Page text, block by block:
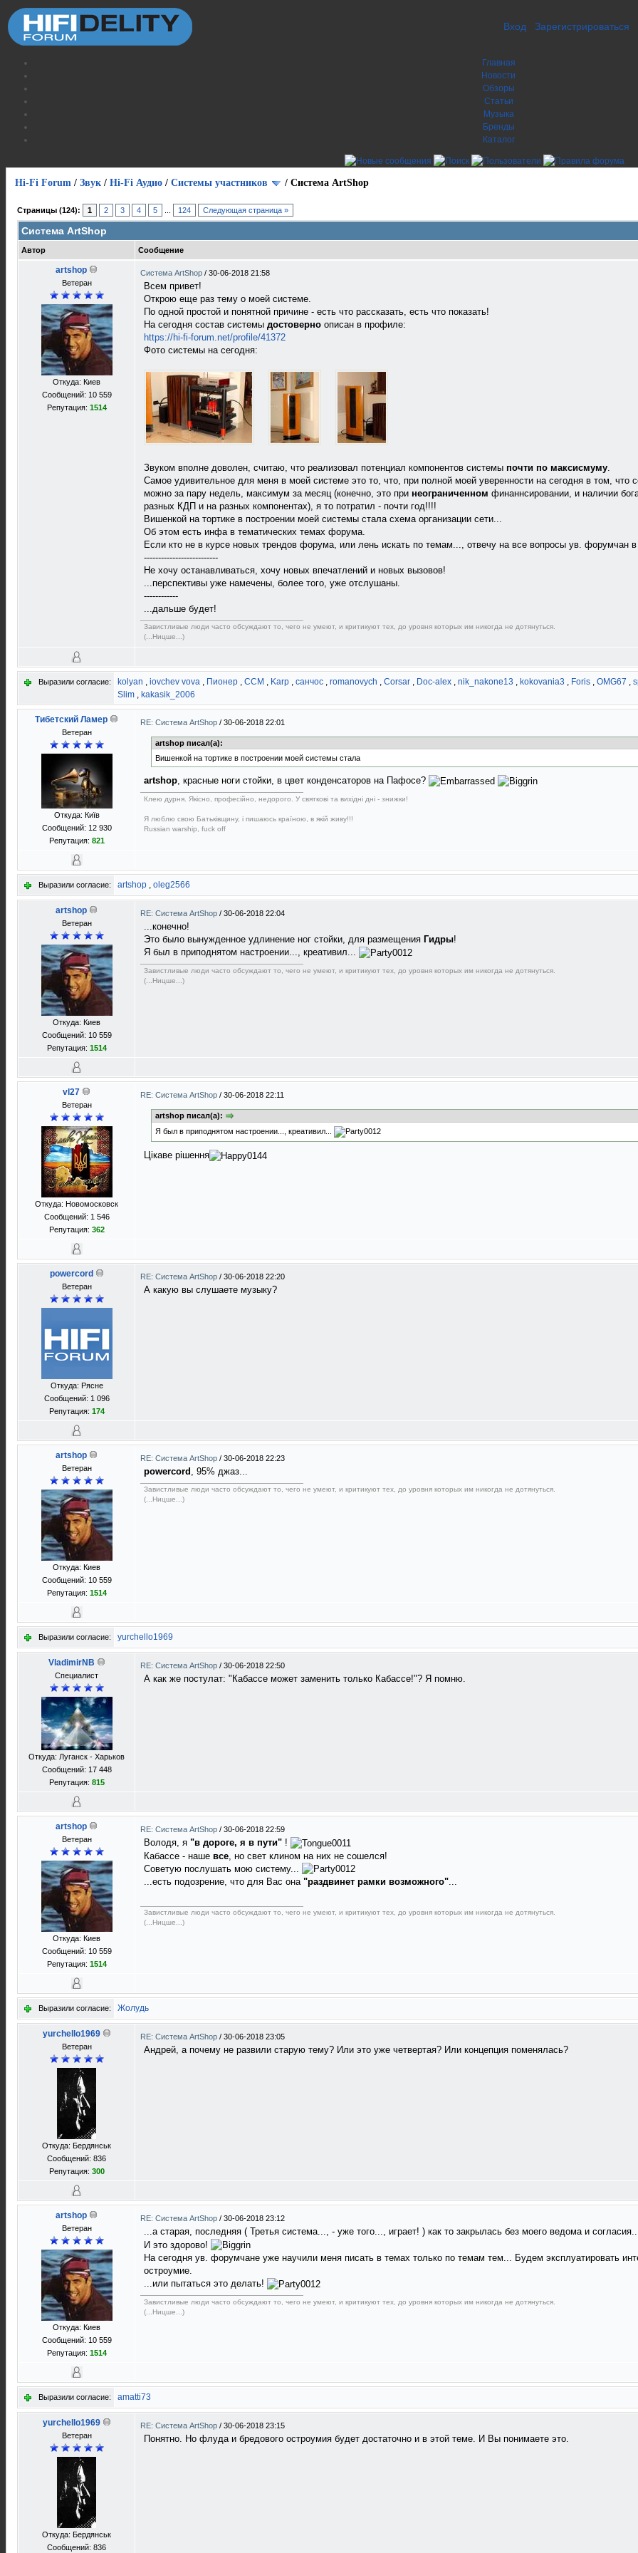
Вход Зарегистрироваться
Главная
Новости
Обзоры
Статьи
Музыка
Бренды
Каталог
Hi-Fi Forum / Звук / Hi-Fi Аудио / Системы участников / Система ArtShop
Страницы (124): 1 2 3 4 5 124 Следующая страница »
Система ArtShop
Автор Сообщение
artshop
Ветеран
Откуда: Киев
Сообщений: 10 559
Репутация: 1514
Система ArtShop / 30-06-2018 21:58
Всем привет!
Открою еще раз тему о моей системе.
По одной простой и понятной причине - есть что рассказать, есть что показать!
На сегодня состав системы достоверно описан в профиле:
https://hi-fi-forum.net/profile/41372
Фото системы на сегодня:
Звуком вполне доволен, считаю, что реализовал потенциал компонентов системы почти по максисмуму.
Самое удивительное для меня в моей системе это то, что, при полной моей уверенности на сегодня в том, что
можно за пару недель, максимум за месяц (конечно, это при неограниченном финаннсировании, и наличии
разных КДП и на разных компонентах), я то потратил - почти год!!!!
Вишенкой на тортике в построении моей системы стала схема организации сети...
Об этом есть инфа в тематических темах форума.
Если кто не в курсе новых трендов форума, или лень искать по темам..., отвечу на все вопросы ув. форумчан
--------------------------
Не хочу останавливаться, хочу новых впечатлений и новых вызовов!
...перспективы уже намечены, более того, уже отслушаны.
------------
...дальше будет!
Завистливые люди часто обсуждают то, чего не умеют, и критикуют тех, до уровня которых им никогда не дотянуться.
(...Ницше...)
Выразили согласие: kolyan , iovchev vova , Пионер , ССМ , Karp , санчос , romanovych , Corsar , Doc-alex , nik_nakone13 , kokovania3 , Foris , OMG67 ,
Slim , kakasik_2006
Тибетский Ламер
Ветеран
Откуда: Київ
Сообщений: 12 930
Репутация: 821
RE: Система ArtShop / 30-06-2018 22:01
artshop писал(а):
Вишенкой на тортике в построении моей системы стала
artshop, красные ноги стойки, в цвет конденсаторов на Пафосе?
Клею дурня. Якісно, професійно, недорого. У святкові та вихідні дні - знижки!
Я люблю свою Батьківщину, і пишаюсь країною, в якій живу!!!
Russian warship, fuck off
Выразили согласие: artshop , oleg2566
artshop
Ветеран
Откуда: Киев
Сообщений: 10 559
Репутация: 1514
RE: Система ArtShop / 30-06-2018 22:04
...конечно!
Это было вынужденное удлинение ног стойки, для размещения Гидры!
Я был в приподнятом настроении..., креативил...
Завистливые люди часто обсуждают то, чего не умеют, и критикуют тех, до уровня которых им никогда не дотянуться.
(...Ницше...)
vl27
Ветеран
Откуда: Новомосковск
Сообщений: 1 546
Репутация: 362
RE: Система ArtShop / 30-06-2018 22:11
artshop писал(а):
Я был в приподнятом настроении..., креативил...
Цікаве рішення
powercord
Ветеран
Откуда: Рясне
Сообщений: 1 096
Репутация: 174
RE: Система ArtShop / 30-06-2018 22:20
А какую вы слушаете музыку?
artshop
Ветеран
Откуда: Киев
Сообщений: 10 559
Репутация: 1514
RE: Система ArtShop / 30-06-2018 22:23
powercord , 95% джаз...
Завистливые люди часто обсуждают то, чего не умеют, и критикуют тех, до уровня которых им никогда не дотянуться.
(...Ницше...)
Выразили согласие: yurchello1969
VladimirNB
Специалист
Откуда: Луганск - Харьков
Сообщений: 17 448
Репутация: 815
RE: Система ArtShop / 30-06-2018 22:50
А как же постулат: "Кабассе может заменить только Кабассе!"? Я помню.
artshop
Ветеран
Откуда: Киев
Сообщений: 10 559
Репутация: 1514
RE: Система ArtShop / 30-06-2018 22:59
Володя, я "в дороге, я в пути" !
Кабассе - наше все , но свет клином на них не сошелся!
Советую послушать мою систему...
...есть подозрение, что для Вас она "раздвинет рамки возможного"...
Завистливые люди часто обсуждают то, чего не умеют, и критикуют тех, до уровня которых им никогда не дотянуться.
(...Ницше...)
Выразили согласие: Жолудь
yurchello1969
Ветеран
Откуда: Бердянськ
Сообщений: 836
Репутация: 300
RE: Система ArtShop / 30-06-2018 23:05
Андрей, а почему не развили старую тему? Или это уже четвертая? Или концепция поменялась?
artshop
Ветеран
Откуда: Киев
Сообщений: 10 559
Репутация: 1514
RE: Система ArtShop / 30-06-2018 23:12
...а старая, последняя ( Третья система..., - уже того..., играет! ) как то закрылась без моего ведома и
И это здорово!
На сегодня ув. форумчане уже научили меня писать в темах только по темам тем... Будем эксплуатировать
остроумие.
...или пытаться это делать!
Завистливые люди часто обсуждают то, чего не умеют, и критикуют тех, до уровня которых им никогда не дотянуться.
(...Ницше...)
Выразили согласие: amatti73
yurchello1969
Ветеран
Откуда: Бердянськ
Сообщений: 836
RE: Система ArtShop / 30-06-2018 23:15
Понятно. Но флуда и бредового остроумия будет достаточно и в этой теме. И Вы понимаете это.